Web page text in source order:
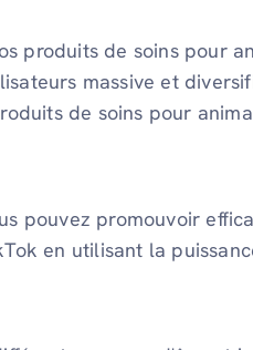
produits de soins pour
massive et
de soins pour
pouvez promouvoir
en utilisant la